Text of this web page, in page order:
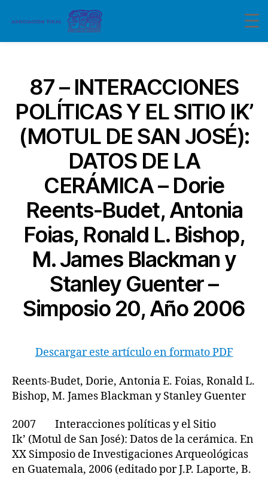
87 – INTERACCIONES
POLÍTICAS Y EL SITIO IK’
(MOTUL DE SAN JOSÉ):
DATOS DE LA
CERÁMICA – Dorie
Reents-Budet, Antonia
Foias, Ronald L. Bishop,
M. James Blackman y
Stanley Guenter –
Simposio 20, Año 2006
Descargar este artículo en formato PDF
Reents-Budet, Dorie, Antonia E. Foias, Ronald L.
Bishop, M. James Blackman y Stanley Guenter
2007 Interacciones políticas y el Sitio
Ik’ (Motul de San José): Datos de la cerámica. En
XX Simposio de Investigaciones Arqueológicas
en Guatemala, 2006 (editado por J.P. Laporte, B.